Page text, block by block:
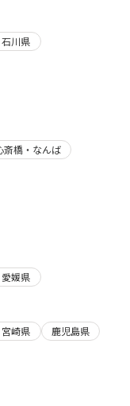
石川県
斎橋・なんば
愛媛県
宮崎県
鹿児島県